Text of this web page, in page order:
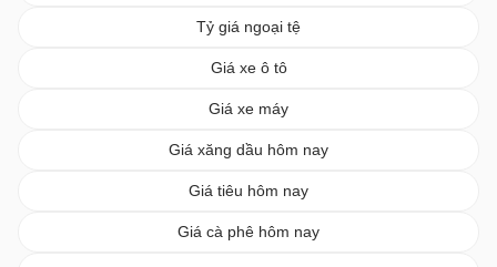
Tỷ giá ngoại tệ
Giá xe ô tô
Giá xe máy
Giá xăng dầu hôm nay
Giá tiêu hôm nay
Giá cà phê hôm nay